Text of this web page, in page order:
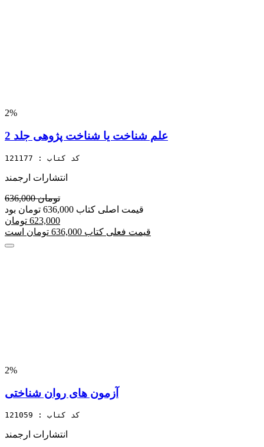
2%
علم شناخت یا شناخت پژوهی جلد 2
کد کتاب : 121177
انتشارات ارجمند
636,000 تومان
قیمت اصلی کتاب 636,000 تومان بود
623,000 تومان
قیمت فعلی کتاب 636,000 تومان است
2%
آزمون های روان شناختی
کد کتاب : 121059
انتشارات ارجمند